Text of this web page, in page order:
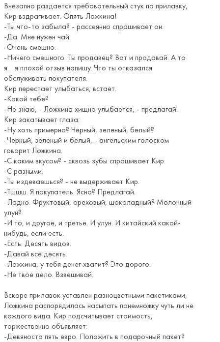
Внезапно раздается требовательный стук по прилавку,
Кир вздрагивает. Опять Ложкина!
-Ты что-то забыла? - рассеянно спрашивает он.
-Да. Мне нужен чай.
-Очень смешно.
-Ничего смешного. Ты продавец? Вот и продавай. А то
я… я плохой отзыв напишу. Что ты отказался
обслуживать покупателя.
Кир перестает улыбаться, встает.
-Какой тебе?
-Не знаю, - Ложкина хищно улыбается, - предлагай.
Кир закатывает глаза:
-Ну хоть примерно? Черный, зеленый, белый?
-Черный, зеленый и белый, - ангельским голоском
говорит Ложкина.
-С каким вкусом? - сквозь зубы спрашивает Кир.
-С разными.
-Ты издеваешься? - не выдерживает Кир.
-Тшшш. Я покупатель. Ясно? Предлагай.
-Ладно. Фруктовый, ореховый, шоколадный? Молочный
улун?
-И то, и другое, и третье. И улун. И китайский какой-
нибудь, если есть.
-Есть. Десять видов.
-Давай все десять.
-Ложкина, у тебя денег хватит? Это дорого.
-Не твое дело. Взвешивай.
Вскоре прилавок уставлен разноцветными пакетиками,
Ложкина распорядилась насыпать понемножку чуть ли не
каждого вида. Кир подсчитывает стоимость,
торжественно объявляет:
-Девяносто пять евро. Положить в подарочный пакет?